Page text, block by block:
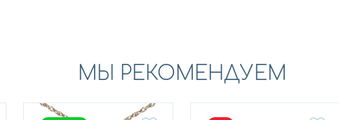
МЫ РЕКОМЕНДУЕМ